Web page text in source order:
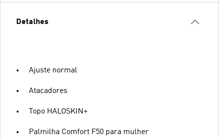
Detalhes
Ajuste normal
Atacadores
Topo HALOSKIN+
Palmilha Comfort F50 para mulher